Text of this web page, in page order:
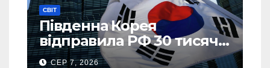
СВІТ
Південна Корея
відправила РФ 30 тисяч
тонн авіапалива
СЕР 7, 2026